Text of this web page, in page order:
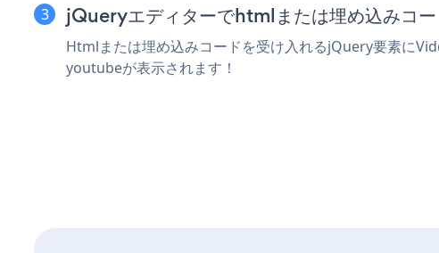
jQueryエディターでhtmlまたは埋め込みコ
Htmlまたは埋め込みコードを受け入れるjQuery要素に
youtubeが表示されます！